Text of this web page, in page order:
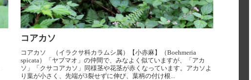
コアカソ
コアカソ （イラクサ科カラムシ属）【小赤麻】（Boehmeria
spicata）「ヤブマオ」の仲間で、みなよく似ていますが、「アカ
ソ」「クサコアカソ」同様茎や花茎が赤くなっています。アカソよ
り葉が小さく、先端が3裂せずに伸び、葉柄の付け根...